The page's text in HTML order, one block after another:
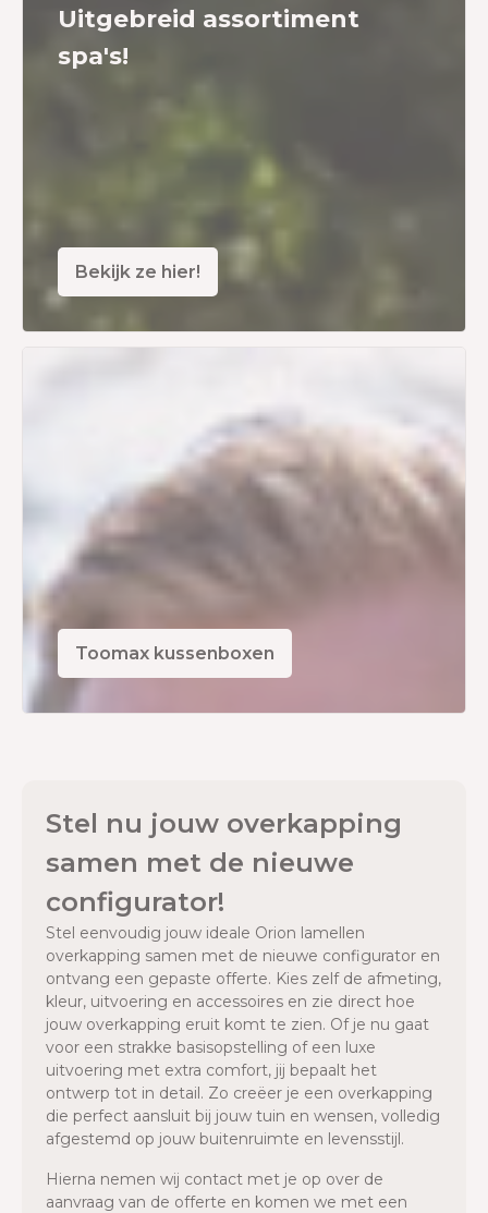
Uitgebreid assortiment
spa's!
Bekijk ze hier!
Toomax kussenboxen
Stel nu jouw overkapping
samen met de nieuwe
configurator!
Stel eenvoudig jouw ideale Orion lamellen
overkapping samen met de nieuwe configurator en
ontvang een gepaste offerte. Kies zelf de afmeting,
kleur, uitvoering en accessoires en zie direct hoe
jouw overkapping eruit komt te zien. Of je nu gaat
voor een strakke basisopstelling of een luxe
uitvoering met extra comfort, jij bepaalt het
ontwerp tot in detail. Zo creëer je een overkapping
die perfect aansluit bij jouw tuin en wensen, volledig
afgestemd op jouw buitenruimte en levensstijl.
Hierna nemen wij contact met je op over de
aanvraag van de offerte en komen we met een